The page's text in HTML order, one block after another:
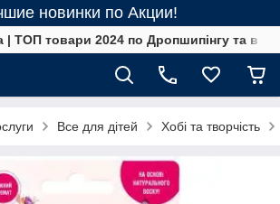
новинки по Акции!
| ТОП товари 2024 по Дропшипінгу та в
Все для дітей Хобі та творчість